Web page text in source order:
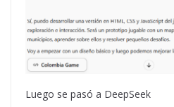
Luego se pasó a DeepSeek